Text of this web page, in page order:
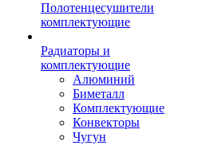
Полотенцесушители
комплектующие
Радиаторы и
комплектующие
Алюминий
Биметалл
Комплектующие
Конвекторы
Чугун